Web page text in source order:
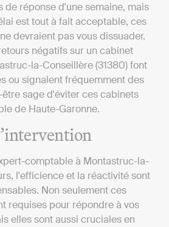
de réponse d'une semaine, mais
est tout à fait acceptable, ces
devraient pas vous dissuader.
négatifs sur un cabinet
la-Conseillère (31380) font
ou signalent fréquemment des
sage d'éviter ces cabinets
de Haute-Garonne.
comptable à Montastruc-la-
l'efficience et la réactivité sont
Non seulement ces
requises pour répondre à vos
elles sont aussi cruciales en